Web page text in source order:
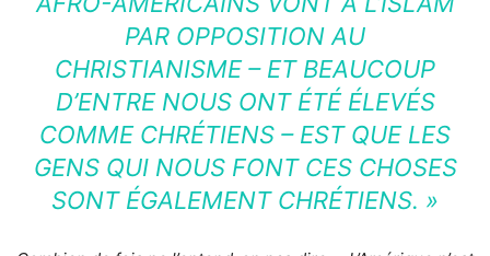
PAR OPPOSITION AU
CHRISTIANISME – ET BEAUCOUP
D’ENTRE NOUS ONT ÉTÉ ÉLEVÉS
COMME CHRÉTIENS – EST QUE LES
GENS QUI NOUS FONT CES CHOSES
SONT ÉGALEMENT CHRÉTIENS. »